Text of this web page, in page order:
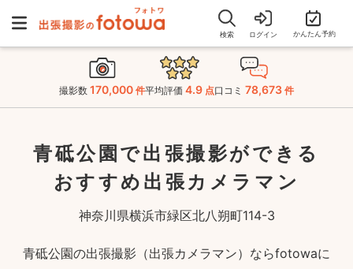
検索 ログイン かんたん予約
撮影数 170,000 件平均評価 4.9 点口コミ 78,673 件
青砥公園で出張撮影ができる
おすすめ出張カメラマン
神奈川県横浜市緑区北八朔町114-3
青砥公園の出張撮影（出張カメラマン）ならfotowaに